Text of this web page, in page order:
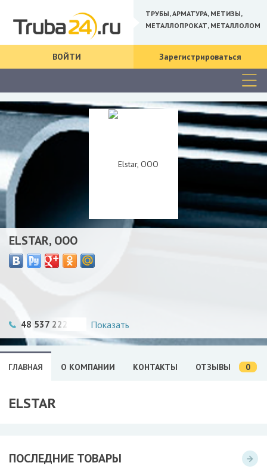
ТРУБЫ, АРМАТУРА, МЕТИЗЫ,
МЕТАЛЛОПРОКАТ, МЕТАЛЛОЛОМ
ВОЙТИ Зарегистрироваться
ELSTAR, ООО
48 537 222 021 Показать
ГЛАВНАЯ О КОМПАНИИ КОНТАКТЫ ОТЗЫВЫ 0
ELSTAR
ПОСЛЕДНИЕ ТОВАРЫ